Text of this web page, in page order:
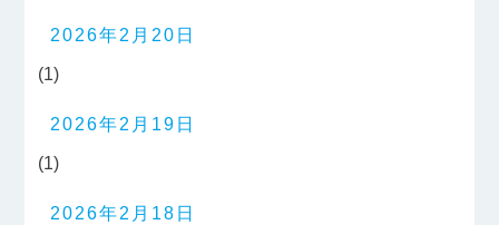
2026年2月20日
(1)
2026年2月19日
(1)
2026年2月18日